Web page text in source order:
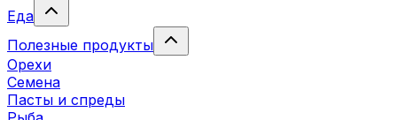
Еда
Полезные продукты
Орехи
Семена
Пасты и спреды